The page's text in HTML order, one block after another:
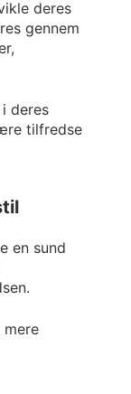
deres
gennem
deres
tilfredse
en sund